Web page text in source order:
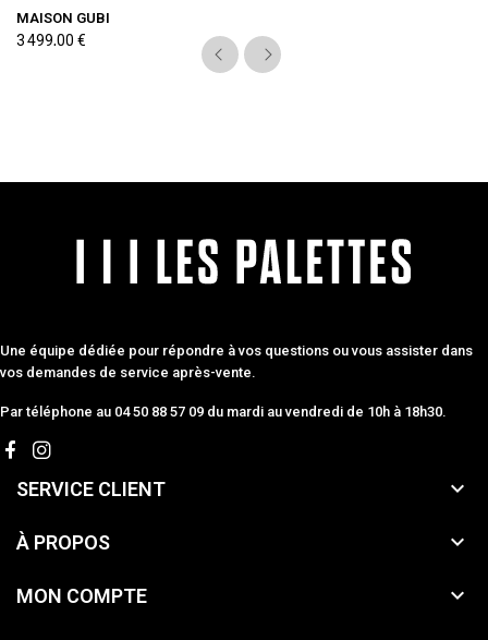
MAISON GUBI
3 499,00 €
Une équipe dédiée pour répondre à vos questions ou vous assister dans
vos demandes de service après-vente.
Par téléphone au 04 50 88 57 09 du mardi au vendredi de 10h à 18h30.
SERVICE CLIENT 
À PROPOS 
MON COMPTE 